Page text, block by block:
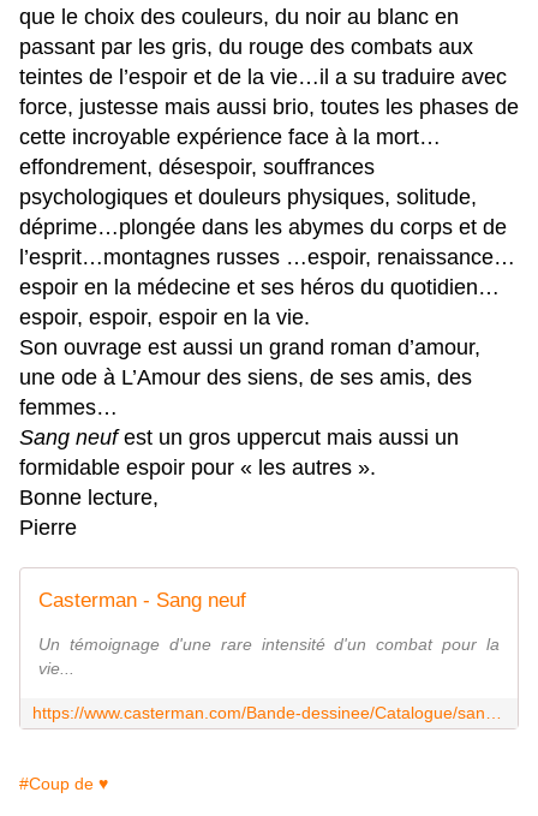
que le choix des couleurs, du noir au blanc en
passant par les gris, du rouge des combats aux
teintes de l’espoir et de la vie…il a su traduire avec
force, justesse mais aussi brio, toutes les phases de
cette incroyable expérience face à la mort…
effondrement, désespoir, souffrances
psychologiques et douleurs physiques, solitude,
déprime…plongée dans les abymes du corps et de
l’esprit…montagnes russes …espoir, renaissance…
espoir en la médecine et ses héros du quotidien…
espoir, espoir, espoir en la vie.
Son ouvrage est aussi un grand roman d’amour,
une ode à L’Amour des siens, de ses amis, des
femmes…
Sang neufest un gros uppercut mais aussi un
formidable espoir pour « les autres ».
Bonne lecture,
Pierre
Casterman - Sang neuf
Un témoignage d'une rare intensité d'un combat pour la
vie...
#Coup de ♥